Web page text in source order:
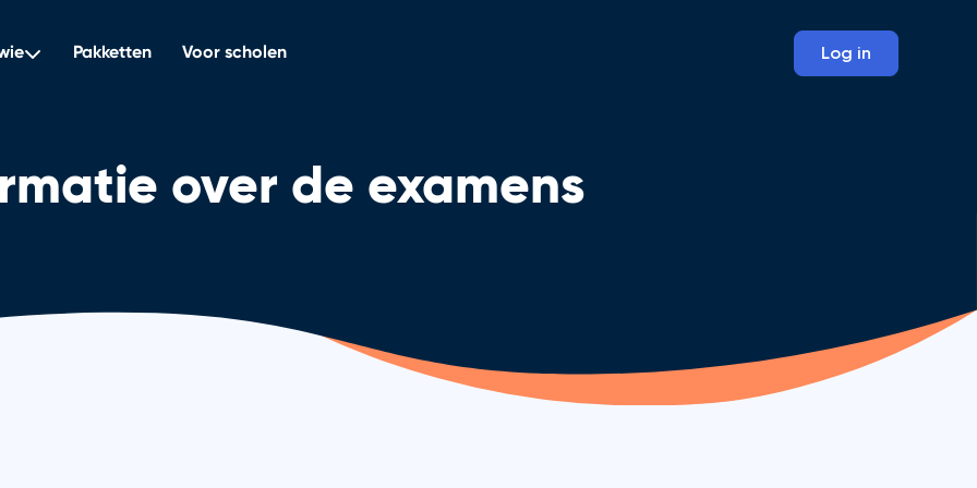
Pakketten Voor scholen Log in
over de examens